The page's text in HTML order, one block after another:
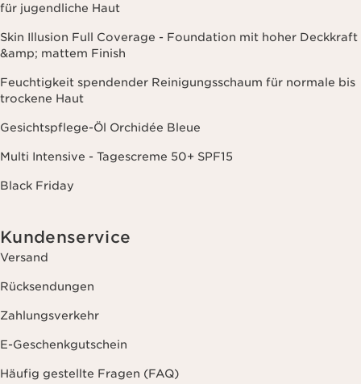
für jugendliche Haut
Skin Illusion Full Coverage - Foundation mit hoher Deckkraft
&amp; mattem Finish
Feuchtigkeit spendender Reinigungsschaum für normale bis
trockene Haut
Gesichtspflege-Öl Orchidée Bleue
Multi Intensive - Tagescreme 50+ SPF15
Black Friday
Kundenservice
Versand
Rücksendungen
Zahlungsverkehr
E-Geschenkgutschein
Häufig gestellte Fragen (FAQ)